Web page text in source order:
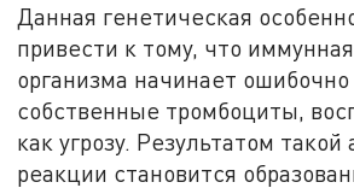
Данная генетическая
привести к тому, что
организма начинает ошибочно
собственные тромбоциты,
как угрозу. Результатом
реакции становится